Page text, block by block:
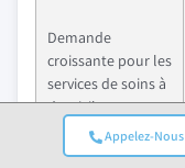
Appelez-Nous
Demande
croissante pour les
services de soins à
domicile